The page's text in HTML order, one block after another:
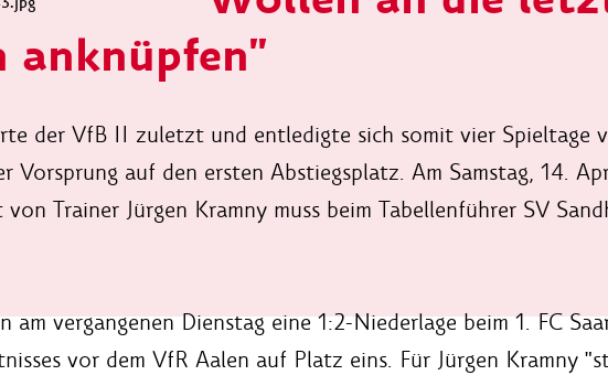
anknüpfen"
der VfB II zuletzt und entledigte sich somit vier Spieltage
Vorsprung auf den ersten Abstiegsplatz. Am Samstag, 14.
Trainer Jürgen Kramny muss beim Tabellenführer SV
am vergangenen Dienstag eine 1:2-Niederlage beim 1. FC
vor dem VfR Aalen auf Platz eins. Für Jürgen Kramny